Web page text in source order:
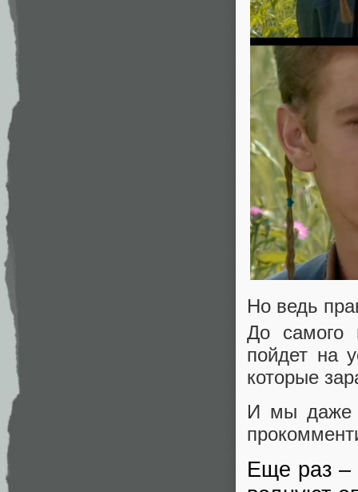
Но ведь
До самого
пойдет на
которые
И мы даже
Еще раз –